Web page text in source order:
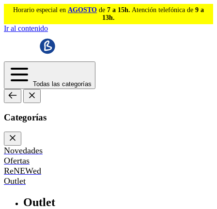
Horario especial en AGOSTO de 7 a 15h. Atención telefónica de 9 a
13h.
Ir al contenido
Todas las categorías
Categorías
Novedades
Ofertas
ReNEWed
Outlet
Outlet